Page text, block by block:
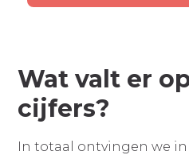
Wat valt er
cijfers?
In totaal ontvingen we in